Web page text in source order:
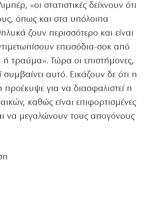
«οι στατιστικές δείχνουν ότι
όπως και στα υπόλοιπα
ζουν περισσότερο και είναι
επεισόδια-σοκ από
τραύμα». Τώρα οι επιστήμονες,
συμβαίνει αυτό. Εικάζουν δε ότι η
για να διασφαλιστεί η
καθώς είναι επιφορτισμένες
να μεγαλώνουν τους απογόνους